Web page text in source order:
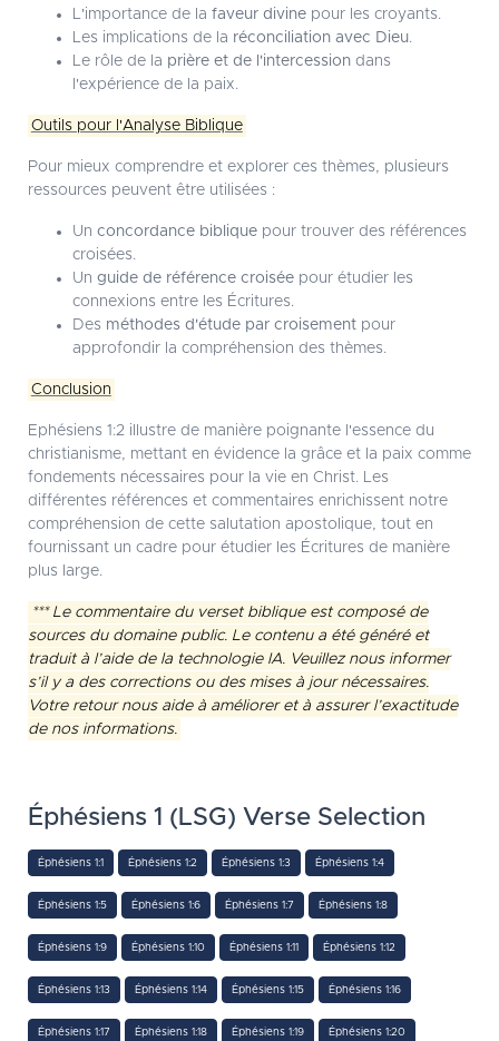
L'importance de la faveur divine pour les croyants.
Les implications de la réconciliation avec Dieu.
Le rôle de la prière et de l'intercession dans
l'expérience de la paix.
Outils pour l'Analyse Biblique
Pour mieux comprendre et explorer ces thèmes, plusieurs
ressources peuvent être utilisées :
Un concordance biblique pour trouver des références
croisées.
Un guide de référence croisée pour étudier les
connexions entre les Écritures.
Des méthodes d'étude par croisement pour
approfondir la compréhension des thèmes.
Conclusion
Ephésiens 1:2 illustre de manière poignante l'essence du
christianisme, mettant en évidence la grâce et la paix comme
fondements nécessaires pour la vie en Christ. Les
différentes références et commentaires enrichissent notre
compréhension de cette salutation apostolique, tout en
fournissant un cadre pour étudier les Écritures de manière
plus large.
*** Le commentaire du verset biblique est composé de
sources du domaine public. Le contenu a été généré et
traduit à l’aide de la technologie IA. Veuillez nous informer
s’il y a des corrections ou des mises à jour nécessaires.
Votre retour nous aide à améliorer et à assurer l’exactitude
de nos informations.
Éphésiens 1 (LSG) Verse Selection
Éphésiens 1:1 Éphésiens 1:2 Éphésiens 1:3 Éphésiens 1:4
Éphésiens 1:5 Éphésiens 1:6 Éphésiens 1:7 Éphésiens 1:8
Éphésiens 1:9 Éphésiens 1:10 Éphésiens 1:11 Éphésiens 1:12
Éphésiens 1:13 Éphésiens 1:14 Éphésiens 1:15 Éphésiens 1:16
Éphésiens 1:17 Éphésiens 1:18 Éphésiens 1:19 Éphésiens 1:20